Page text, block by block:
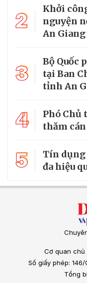
2
Khởi
nguyện
An Giang
3
Bộ Quốc
tại Ban
tỉnh An
4
Phó Chủ
thăm
5
Tín
đa hiệu
Cơ quan chủ
Số giấy phép:
Tổng